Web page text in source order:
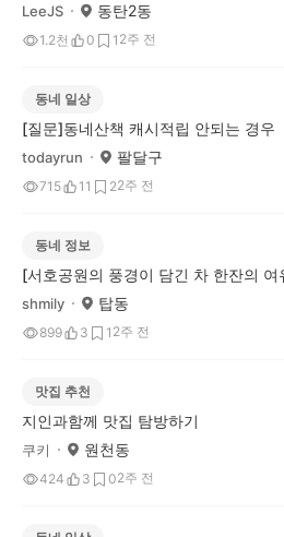
LeeJS 동탄2동
1.2천 0 1 2주 전
동네 일상
[질문]동네산책 캐시적립 안되는 경우
todayrun 팔달구
715 11 22주 전
동네 정보
shmily 탑동
899 3 1 2주 전
맛집 추천
지인과함께 맛집 탐방하기
쿠키 원천동
424 3 02주 전